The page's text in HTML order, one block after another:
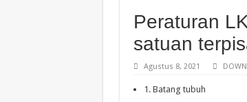
Peraturan
satuan
Agustus 8, 2021
1. Batang tubuh